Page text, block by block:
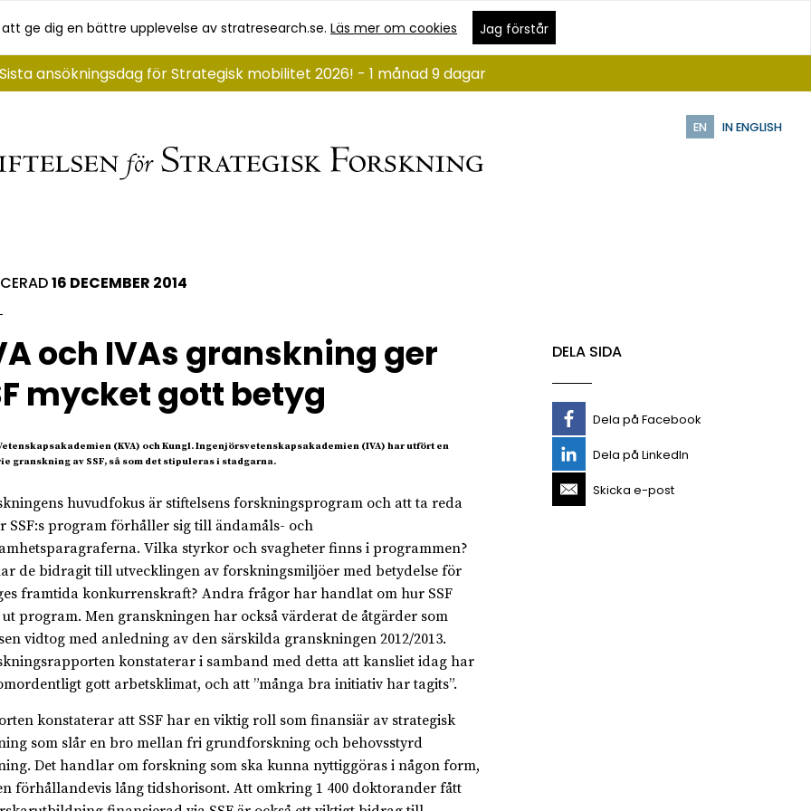
ge dig en bättre upplevelse av stratresearch.se.Läs mer om cookies Jag förstår
EN IN ENGLISH
ansökningsdag för Strategisk mobilitet 2026! - 1 månad 9 dagar
16 DECEMBER 2014
och IVAs granskning ger
mycket gott betyg
(KVA) och Kungl. Ingenjörsvetenskapsakademien (IVA) har utfört en
granskning av SSF, så som det stipuleras i stadgarna.
huvudfokus är stiftelsens forskningsprogram och att ta reda
SSF:s program förhåller sig till ändamåls- och
Vilka styrkor och svagheter finns i programmen?
de bidragit till utvecklingen av forskningsmiljöer med betydelse för
framtida konkurrenskraft? Andra frågor har handlat om hur SSF
program. Men granskningen har också värderat de åtgärder som
vidtog med anledning av den särskilda granskningen 2012/2013.
konstaterar i samband med detta att kansliet idag har
gott arbetsklimat, och att ”många bra initiativ har tagits”.
konstaterar att SSF har en viktig roll som finansiär av strategisk
som slår en bro mellan fri grundforskning och behovsstyrd
Det handlar om forskning som ska kunna nyttiggöras i någon form,
förhållandevis lång tidshorisont. Att omkring 1 400 doktorander fått
DELA SIDA
Dela på Facebook
Dela på LinkedIn
Skicka e-post